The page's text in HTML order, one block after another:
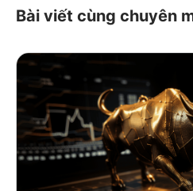
Bài viết cùng chuyên